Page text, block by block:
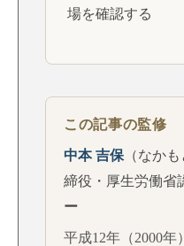
場を確認する
この記事の監修
中本 吉保 （なか
締役・厚生労働省
ー
平成12年（2000年